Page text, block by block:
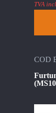
TVA
COD